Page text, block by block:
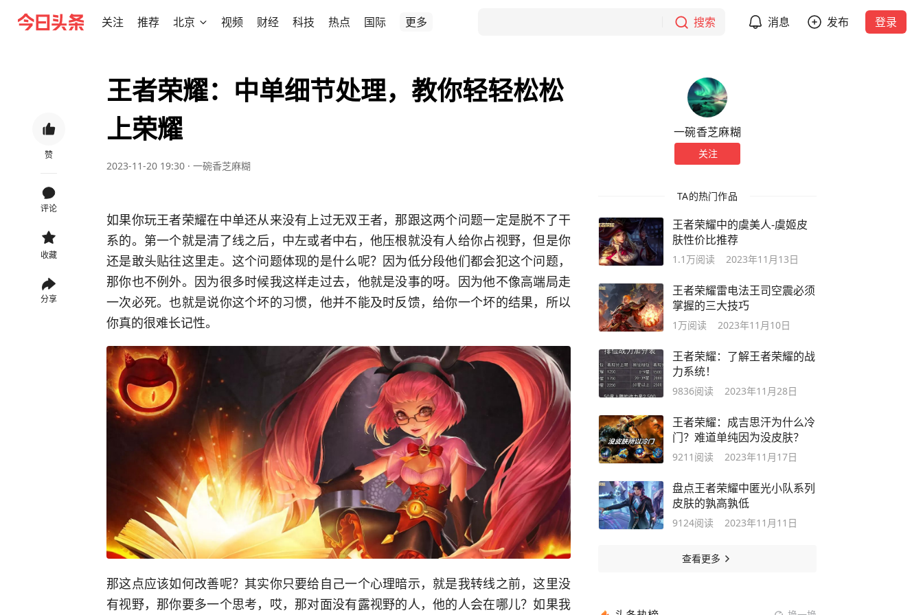
关注 推荐 北京 视频 财经 科技 热点 国际 更多 搜索 消息 发布 登录
赞
评论
收藏
分享
王者荣耀：中单细节处理，教你轻轻松松
上荣耀
2023-11-20 19:30 · 一碗香芝麻糊
如果你玩王者荣耀在中单还从来没有上过无双王者，那跟这两个问题一定是脱不了干
系的。第一个就是清了线之后，中左或者中右，他压根就没有人给你占视野，但是你
还是敢头贴往这里走。这个问题体现的是什么呢？因为低分段他们都会犯这个问题，
那你也不例外。因为很多时候我这样走过去，他就是没事的呀。因为他不像高端局走
一次必死。也就是说你这个坏的习惯，他并不能及时反馈，给你一个坏的结果，所以
你真的很难长记性。
那这点应该如何改善呢？其实你只要给自己一个心理暗示，就是我转线之前，这里没
有视野，那你要多一个思考，哎，那对面没有露视野的人，他的人会在哪儿？如果我
一碗香芝麻糊
关注
TA的热门作品
王者荣耀中的虞美人-虞姬皮
肤性价比推荐
1.1万阅读 2023年11月13日
王者荣耀雷电法王司空震必须
掌握的三大技巧
1万阅读 2023年11月10日
王者荣耀：了解王者荣耀的战
力系统！
9836阅读 2023年11月28日
王者荣耀：成吉思汗为什么冷
门？难道单纯因为没皮肤？
9211 阅读 2023年11月17日
盘点王者荣耀中匿光小队系列
皮肤的孰高孰低
9124阅读 2023年11月11日
查看更多